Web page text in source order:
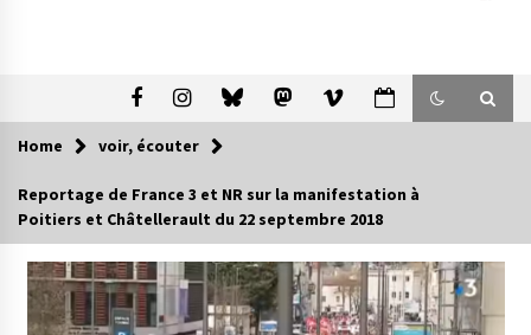
Home voir, écouter
Reportage de France 3 et NR sur la manifestation à
Poitiers et Châtellerault du 22 septembre 2018